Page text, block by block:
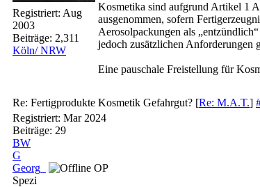
Registriert: Aug
2003
Beiträge: 2,311
Köln/ NRW
Kosmetika sind aufgrund Artikel 1
ausgenommen, sofern
Aerosolpackungen als
jedoch zusätzlichen
Eine pauschale Freistellung für
Re: Fertigprodukte Kosmetik Gefahrgut? [Re: M.A.T.]
Registriert: Mar 2024
Beiträge: 29
BW
G
Georg_
OP
Spezi